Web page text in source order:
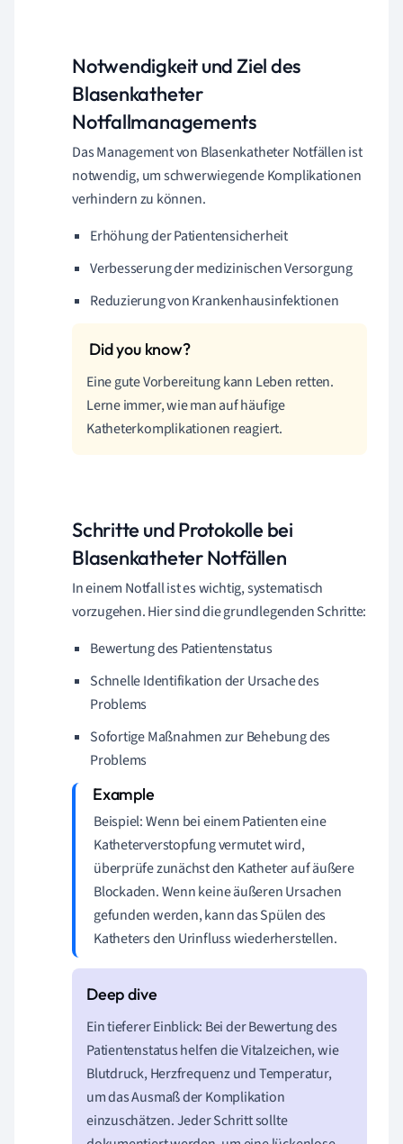
Notwendigkeit und Ziel des
Blasenkatheter
Notfallmanagements
Das Management von Blasenkatheter Notfällen ist
notwendig, um schwerwiegende Komplikationen
verhindern zu können.
Erhöhung der Patientensicherheit
Verbesserung der medizinischen Versorgung
Reduzierung von Krankenhausinfektionen
Eine gute Vorbereitung kann Leben retten.
Lerne immer, wie man auf häufige
Katheterkomplikationen reagiert.
Schritte und Protokolle bei
Blasenkatheter Notfällen
In einem Notfall ist es wichtig, systematisch
vorzugehen. Hier sind die grundlegenden Schritte:
Bewertung des Patientenstatus
Schnelle Identifikation der Ursache des
Problems
Sofortige Maßnahmen zur Behebung des
Problems
Beispiel: Wenn bei einem Patienten eine
Katheterverstopfung vermutet wird,
überprüfe zunächst den Katheter auf äußere
Blockaden. Wenn keine äußeren Ursachen
gefunden werden, kann das Spülen des
Katheters den Urinfluss wiederherstellen.
Ein tieferer Einblick: Bei der Bewertung des
Patientenstatus helfen die Vitalzeichen, wie
Blutdruck, Herzfrequenz und Temperatur,
um das Ausmaß der Komplikation
einzuschätzen. Jeder Schritt sollte